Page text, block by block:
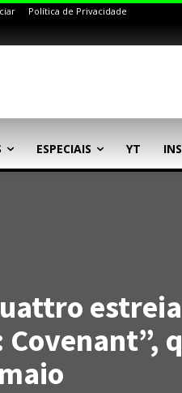
Política de Privacidade
ESPECIAIS YT